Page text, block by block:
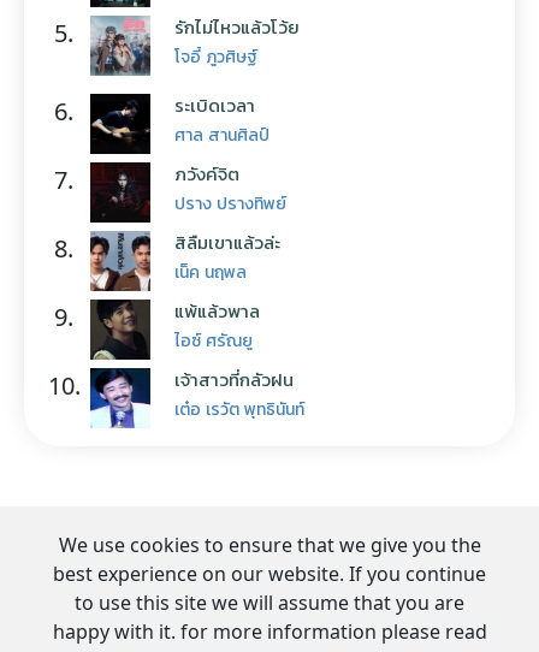
5. รักไม่ไหวแล้วโว้ย
โจอี้ ภูวศิษฐ์
6. ระเบิดเวลา
ศาล สานศิลป์
7. ภวังค์จิต
ปราง ปรางทิพย์
8. สิลืมเขาแล้วล่ะ
เน็ค นฤพล
9. แพ้แล้วพาล
ไอซ์ ศรัณยู
10. เจ้าสาวที่กลัวฝน
เต๋อ เรวัต พุทธินันท์
We use cookies to ensure that we give you the
best experience on our website. If you continue
to use this site we will assume that you are
happy with it. for more information please read